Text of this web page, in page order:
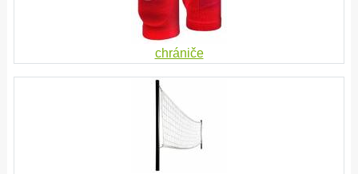
chrániče